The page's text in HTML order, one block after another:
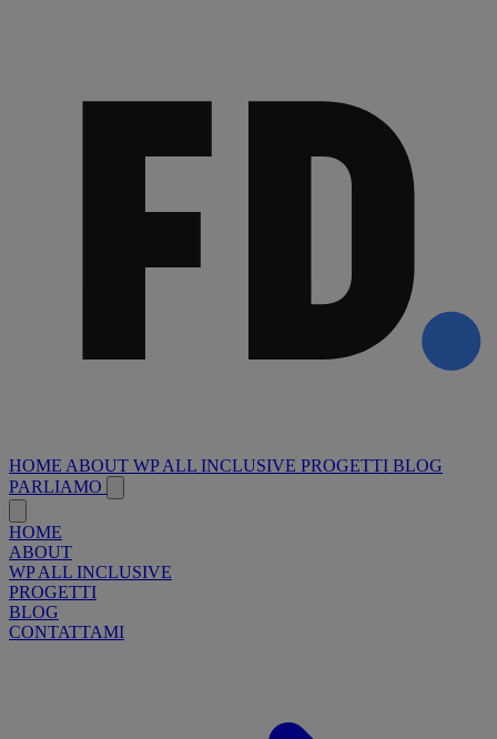
HOME ABOUT WP ALL INCLUSIVE PROGETTI BLOG
PARLIAMO
HOME
ABOUT
WP ALL INCLUSIVE
PROGETTI
BLOG
CONTATTAMI